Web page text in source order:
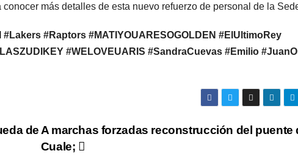
más detalles de esta nuevo refuerzo de personal de la
#Lakers #Raptors #MATIYOUARESOGOLDEN #ElUltimoRey
#WELOVEUARIS #SandraCuevas #Emilio
A marchas forzadas reconstrucción del puente
Cuale;
de